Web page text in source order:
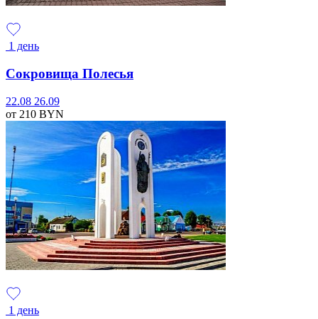
1 день
Сокровища Полесья
22.08 26.09
от 210 BYN
1 день